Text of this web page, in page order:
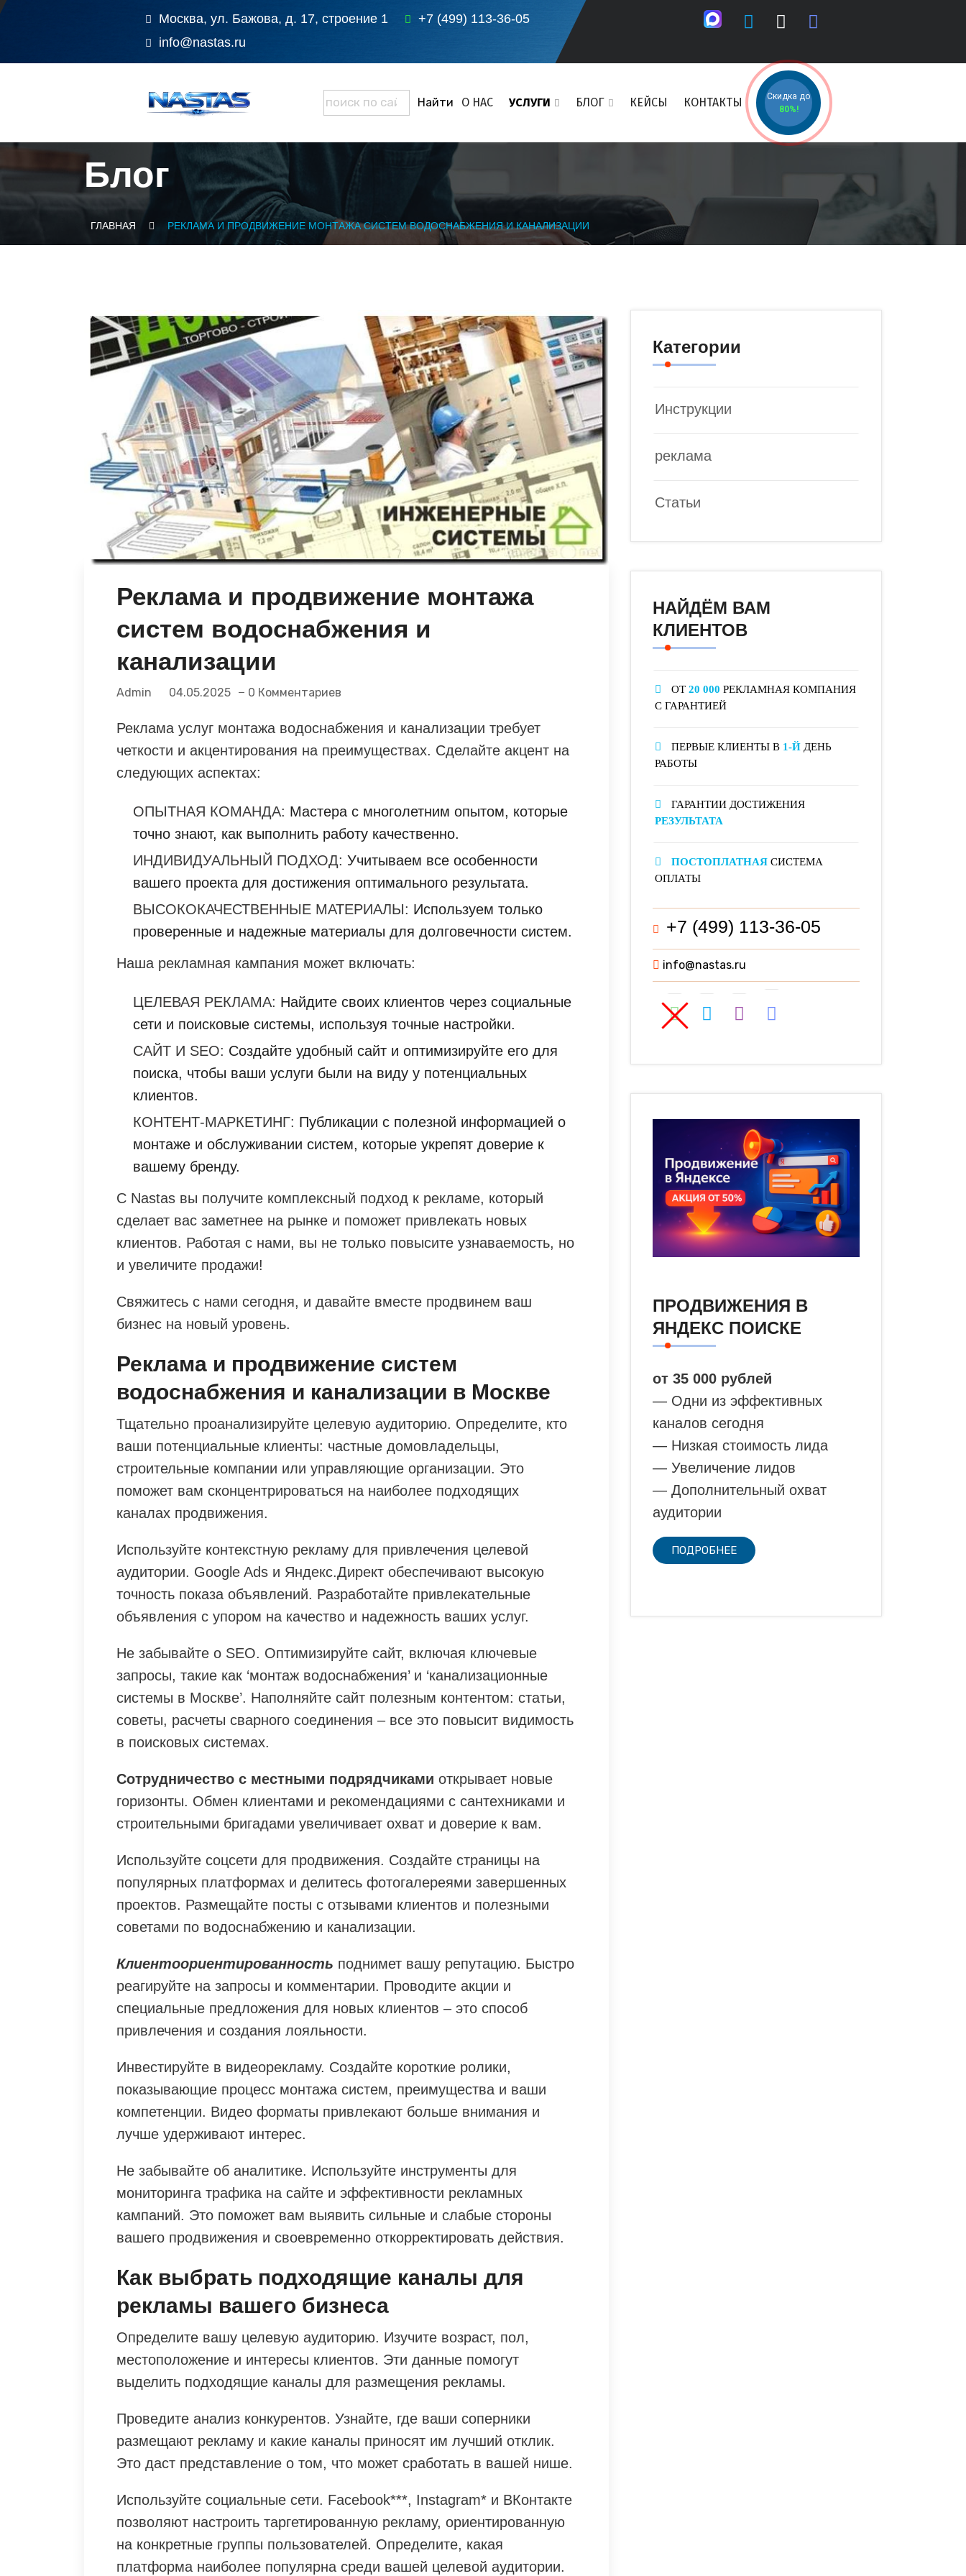
Москва, ул. Бажова, д. 17, строение 1
+7 (499) 113-36-05
info@nastas.ru
О НАС УСЛУГИ БЛОГ КЕЙСЫ КОНТАКТЫ
Скидка до
80%!
Блог
ГЛАВНАЯ РЕКЛАМА И ПРОДВИЖЕНИЕ МОНТАЖА СИСТЕМ ВОДОСНАБЖЕНИЯ И КАНАЛИЗАЦИИ
Реклама и продвижение монтажа
систем водоснабжения и
канализации
Admin 04.05.2025 0 Комментариев
Реклама услуг монтажа водоснабжения и канализации требует
четкости и акцентирования на преимуществах. Сделайте акцент на
следующих аспектах:
ОПЫТНАЯ КОМАНДА: Мастера с многолетним опытом, которые
точно знают, как выполнить работу качественно.
ИНДИВИДУАЛЬНЫЙ ПОДХОД: Учитываем все особенности
вашего проекта для достижения оптимального результата.
ВЫСОКОКАЧЕСТВЕННЫЕ МАТЕРИАЛЫ: Используем только
проверенные и надежные материалы для долговечности систем.
Наша рекламная кампания может включать:
ЦЕЛЕВАЯ РЕКЛАМА: Найдите своих клиентов через социальные
сети и поисковые системы, используя точные настройки.
САЙТ И SEO: Создайте удобный сайт и оптимизируйте его для
поиска, чтобы ваши услуги были на виду у потенциальных
клиентов.
КОНТЕНТ-МАРКЕТИНГ: Публикации с полезной информацией о
монтаже и обслуживании систем, которые укрепят доверие к
вашему бренду.
С Nastas вы получите комплексный подход к рекламе, который
сделает вас заметнее на рынке и поможет привлекать новых
клиентов. Работая с нами, вы не только повысите узнаваемость, но
и увеличите продажи!
Свяжитесь с нами сегодня, и давайте вместе продвинем ваш
бизнес на новый уровень.
Реклама и продвижение систем
водоснабжения и канализации в Москве
Тщательно проанализируйте целевую аудиторию. Определите, кто
ваши потенциальные клиенты: частные домовладельцы,
строительные компании или управляющие организации. Это
поможет вам сконцентрироваться на наиболее подходящих
каналах продвижения.
Используйте контекстную рекламу для привлечения целевой
аудитории. Google Ads и Яндекс.Директ обеспечивают высокую
точность показа объявлений. Разработайте привлекательные
объявления с упором на качество и надежность ваших услуг.
Не забывайте о SEO. Оптимизируйте сайт, включая ключевые
запросы, такие как ‘монтаж водоснабжения’ и ‘канализационные
системы в Москве’. Наполняйте сайт полезным контентом: статьи,
советы, расчеты сварного соединения – все это повысит видимость
в поисковых системах.
Сотрудничество с местными подрядчиками открывает новые
горизонты. Обмен клиентами и рекомендациями с сантехниками и
строительными бригадами увеличивает охват и доверие к вам.
Используйте соцсети для продвижения. Создайте страницы на
популярных платформах и делитесь фотогалереями завершенных
проектов. Размещайте посты с отзывами клиентов и полезными
советами по водоснабжению и канализации.
Клиентоориентированность поднимет вашу репутацию. Быстро
реагируйте на запросы и комментарии. Проводите акции и
специальные предложения для новых клиентов – это способ
привлечения и создания лояльности.
Инвестируйте в видеорекламу. Создайте короткие ролики,
показывающие процесс монтажа систем, преимущества и ваши
компетенции. Видео форматы привлекают больше внимания и
лучше удерживают интерес.
Не забывайте об аналитике. Используйте инструменты для
мониторинга трафика на сайте и эффективности рекламных
кампаний. Это поможет вам выявить сильные и слабые стороны
вашего продвижения и своевременно откорректировать действия.
Как выбрать подходящие каналы для
рекламы вашего бизнеса
Определите вашу целевую аудиторию. Изучите возраст, пол,
местоположение и интересы клиентов. Эти данные помогут
выделить подходящие каналы для размещения рекламы.
Проведите анализ конкурентов. Узнайте, где ваши соперники
размещают рекламу и какие каналы приносят им лучший отклик.
Это даст представление о том, что может сработать в вашей нише.
Используйте социальные сети. Facebook***, Instagram* и ВКонтакте
позволяют настроить таргетированную рекламу, ориентированную
на конкретные группы пользователей. Определите, какая
платформа наиболее популярна среди вашей целевой аудитории.
Категории
Инструкции
реклама
Статьи
НАЙДЁМ ВАМ
КЛИЕНТОВ
ОТ 20 000 РЕКЛАМНАЯ КОМПАНИЯ
С ГАРАНТИЕЙ
ПЕРВЫЕ КЛИЕНТЫ В 1-Й ДЕНЬ
РАБОТЫ
ГАРАНТИИ ДОСТИЖЕНИЯ
РЕЗУЛЬТАТА
ПОСТОПЛАТНАЯ СИСТЕМА
ОПЛАТЫ
+7 (499) 113-36-05
info@nastas.ru
ПРОДВИЖЕНИЯ В
ЯНДЕКС ПОИСКЕ
от 35 000 рублей
— Одни из эффективных
каналов сегодня
— Низкая стоимость лида
— Увеличение лидов
— Дополнительный охват
аудитории
ПОДРОБНЕЕ